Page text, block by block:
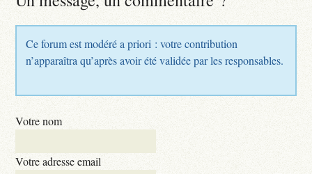
Ce forum est modéré a priori : votre contribution
n’apparaîtra qu’après avoir été validée par les responsables.
Votre nom
Votre adresse email